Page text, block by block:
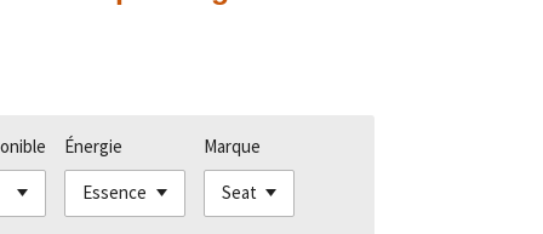
Énergie Marque